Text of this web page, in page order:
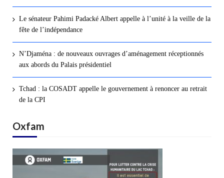
Le sénateur Pahimi Padacké Albert appelle à l’unité à la veille de la
fête de l’indépendance
N’Djaména : de nouveaux ouvrages d’aménagement réceptionnés
aux abords du Palais présidentiel
Tchad : la COSADT appelle le gouvernement à renoncer au retrait
de la CPI
Oxfam